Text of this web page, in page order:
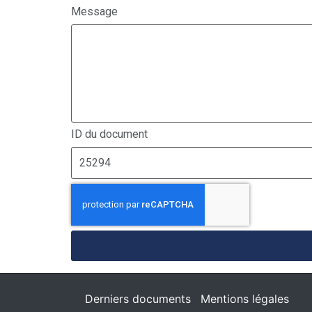
Message
ID du document
Derniers documents Mentions légales